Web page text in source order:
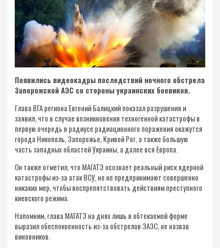
Появились видеокадры последствий ночного обстрела
Запорожской АЭС со стороны украинских боевиков.
Глава ВГА региона Евгений Балицкий показал разрушения и
заявил, что в случае возникновения техногенной катастрофы в
первую очередь в радиусе радиационного поражения окажутся
города Никополь, Запорожье, Кривой Рог, а также большую
часть западных областей Украины, а далее вся Европа.
Он также отметил, что МАГАТЭ осознает реальный риск ядерной
катастрофы из-за атак ВСУ, но не предпринимают совершенно
никаких мер, чтобы воспрепятствовать действиям преступного
киевского режима.
Напомним, глава МАГАТЭ на днях лишь в обтекаемой форме
выразил обеспокоенность из-за обстрелов ЗАЭС, не назвав
виновников.